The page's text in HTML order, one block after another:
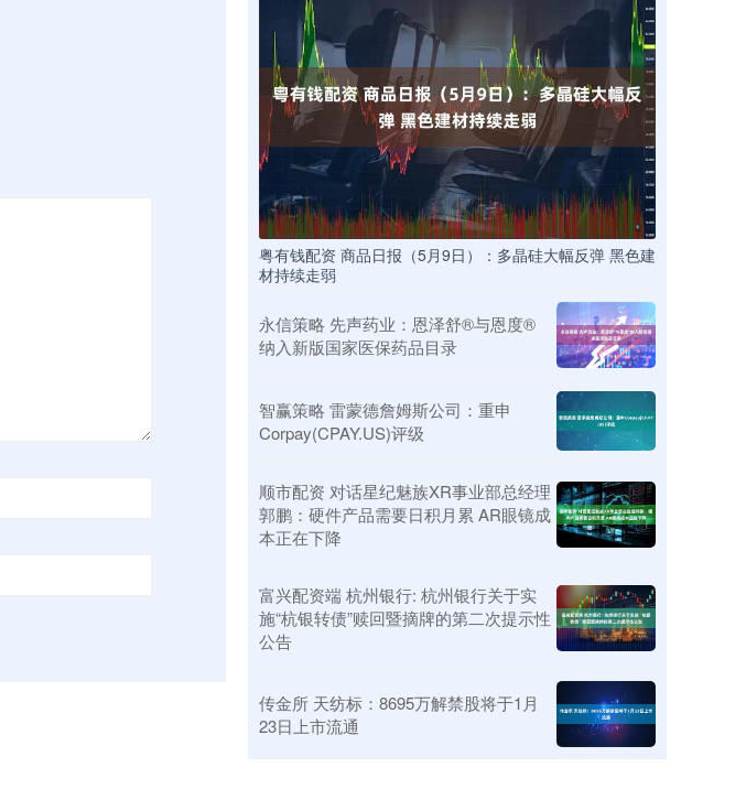
粤有钱配资 商品日报（5月9日）：多晶硅大幅反弹 黑色建
材持续走弱
永信策略 先声药业：恩泽舒®与恩度®
纳入新版国家医保药品目录
智赢策略 雷蒙德詹姆斯公司：重申
Corpay(CPAY.US)评级
顺市配资 对话星纪魅族XR事业部总经理
郭鹏：硬件产品需要日积月累 AR眼镜成
本正在下降
富兴配资端 杭州银行: 杭州银行关于实
施“杭银转债”赎回暨摘牌的第二次提示性
公告
传金所 天纺标：8695万解禁股将于1月
23日上市流通